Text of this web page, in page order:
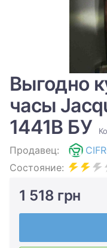
Выгодно
часы
1441B БУ
Продавец:
Состояние:
1 518 грн